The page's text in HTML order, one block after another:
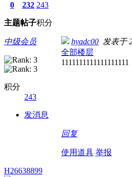
0
主题
232
帖子
243
积分
中级会员
积分
243
发消息
hyadc00 发表于
全部楼层
1111111111111111111
回复
使用道具 举报
H26638899